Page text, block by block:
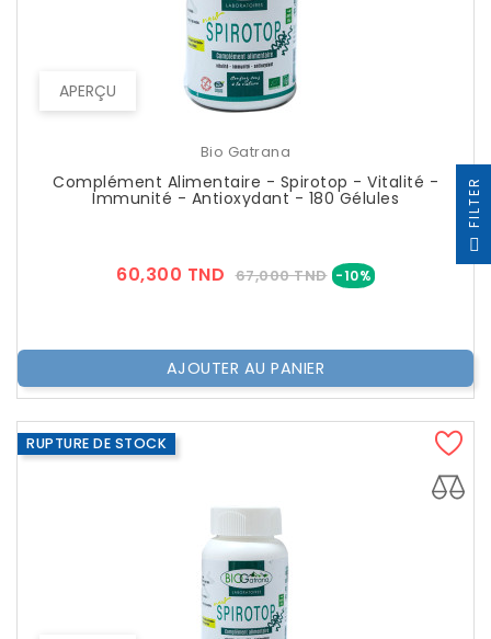
APERÇU
Bio Gatrana
Complément Alimentaire - Spirotop - Vitalité -
Immunité - Antioxydant - 180 Gélules
60,300 TND Prix
67,000 TND -10%Prix
AJOUTER AU PANIER
RUPTURE DE STOCK
R